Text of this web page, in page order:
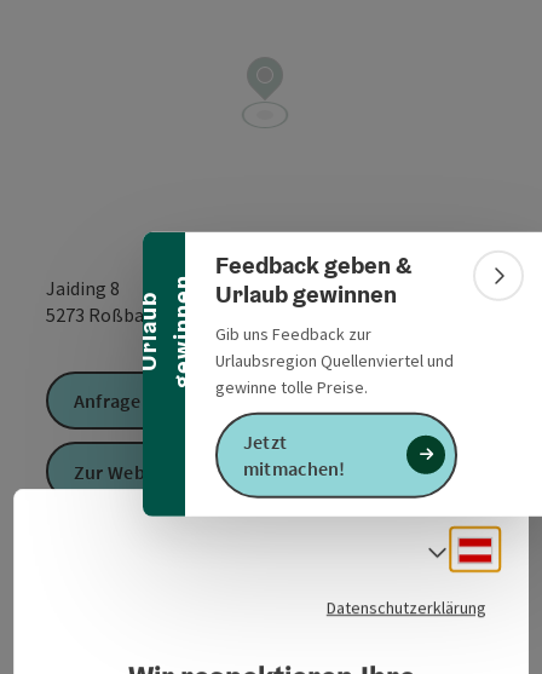
U
r
l
a
u
b
g
e
w
i
n
n
e n
Banner einklappen
Feedback geben &
Urlaub gewinnen
Gib uns Feedback zur
Urlaubsregion Quellenviertel und
gewinne tolle Preise.
Jetzt
mitmachen!
Jaiding 8
5273 Roßbach
zu machen? Egal welcher Hersteller. Du möchtest eine
Anfrage senden
Zur Website
Datenschutzerklärung